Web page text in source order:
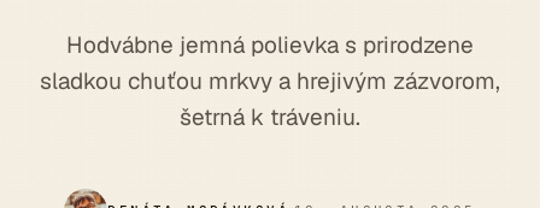
Hodvábne jemná polievka s prirodzene
sladkou chuťou mrkvy a hrejivým zázvorom,
šetrná k tráveniu.